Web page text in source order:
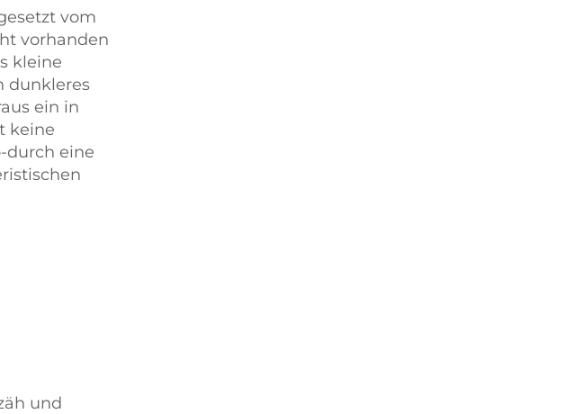
vom
vorhanden
kleine
dunkleres
ein in
keine
durch eine
und